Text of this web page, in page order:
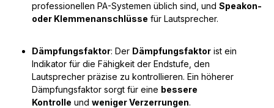
professionellen PA-Systemen üblich sind, und Speakon-
oder Klemmenanschlüsse für Lautsprecher.
Dämpfungsfaktor: Der Dämpfungsfaktor ist ein
Indikator für die Fähigkeit der Endstufe, den
Lautsprecher präzise zu kontrollieren. Ein höherer
Dämpfungsfaktor sorgt für eine bessere
Kontrolle und weniger Verzerrungen.